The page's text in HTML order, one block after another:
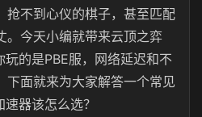
抢不到心仪的棋子，甚至匹配
。今天小编就带来云顶之弈
的是PBE服，网络延迟和不
下面就来为大家解答一个常见
器该怎么选？